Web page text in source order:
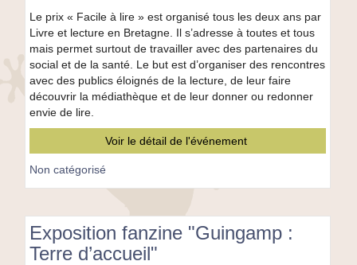
Le prix « Facile à lire » est organisé tous les deux ans par
Livre et lecture en Bretagne. Il s’adresse à toutes et tous
mais permet surtout de travailler avec des partenaires du
social et de la santé. Le but est d’organiser des rencontres
avec des publics éloignés de la lecture, de leur faire
découvrir la médiathèque et de leur donner ou redonner
envie de lire.
Voir le détail de l'événement
Non catégorisé
Exposition fanzine "Guingamp :
Terre d’accueil"